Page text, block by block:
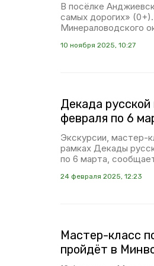
В посёлке
самых дорогих»
Минераловодского
10 ноября 2025, 10:27
Декада
февраля по 6
Экскурсии, мастер-
рамках Декады
по 6 марта,
24 февраля 2025, 12:23
Мастер-класс
пройдёт в